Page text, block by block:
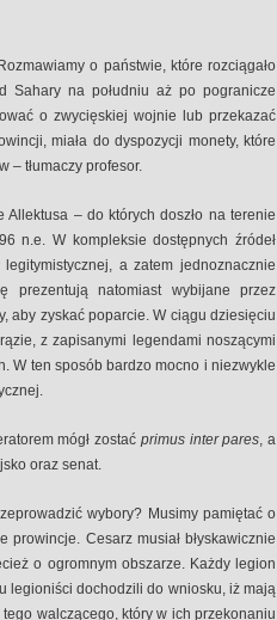
o państwie, które rozciągało
Sahary na południu aż po pogranicze
o zwycięskiej wojnie lub przekazać
miała do dyspozycji monety, które
– tłumaczy profesor.
– do których doszło na terenie
n.e. W kompleksie dostępnych źródeł
a zatem jednoznacznie
prezentują natomiast wybijane przez
aby zyskać poparcie. W ciągu dziesięciu
z zapisanymi legendami noszącymi
W ten sposób bardzo mocno i niezwykle
mógł zostać primus inter pares , a
oraz senat.
wybory? Musimy pamiętać o
Cesarz musiał błyskawicznie
o ogromnym obszarze. Każdy legion
legioniści dochodzili do wniosku, iż mają
walczącego, który w ich przekonaniu